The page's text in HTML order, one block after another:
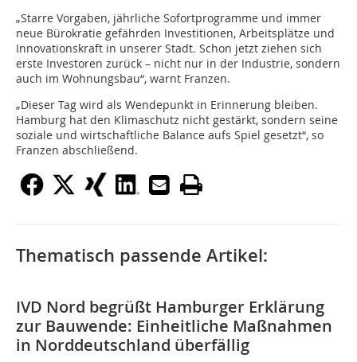
„Starre Vorgaben, jährliche Sofortprogramme und immer
neue Bürokratie gefährden Investitionen, Arbeitsplätze und
Innovationskraft in unserer Stadt. Schon jetzt ziehen sich
erste Investoren zurück – nicht nur in der Industrie, sondern
auch im Wohnungsbau“, warnt Franzen.
„Dieser Tag wird als Wendepunkt in Erinnerung bleiben.
Hamburg hat den Klimaschutz nicht gestärkt, sondern seine
soziale und wirtschaftliche Balance aufs Spiel gesetzt“, so
Franzen abschließend.
Thematisch passende Artikel:
IVD Nord begrüßt Hamburger Erklärung
zur Bauwende: Einheitliche Maßnahmen
in Norddeutschland überfällig